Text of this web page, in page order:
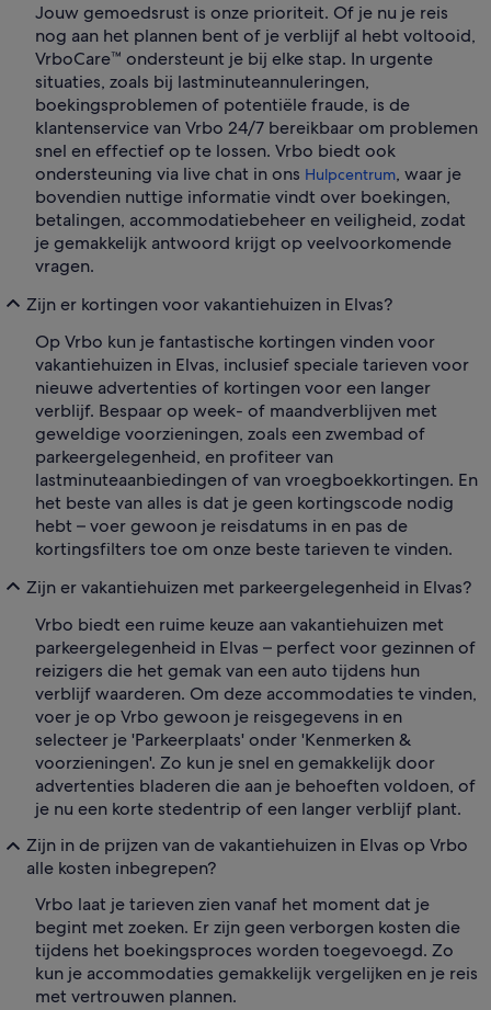
Jouw gemoedsrust is onze prioriteit. Of je nu je reis
nog aan het plannen bent of je verblijf al hebt voltooid,
VrboCare™ ondersteunt je bij elke stap. In urgente
situaties, zoals bij lastminuteannuleringen,
boekingsproblemen of potentiële fraude, is de
klantenservice van Vrbo 24/7 bereikbaar om problemen
snel en effectief op te lossen. Vrbo biedt ook
ondersteuning via live chat in ons Hulpcentrum, waar je
bovendien nuttige informatie vindt over boekingen,
betalingen, accommodatiebeheer en veiligheid, zodat
je gemakkelijk antwoord krijgt op veelvoorkomende
vragen.
Zijn er kortingen voor vakantiehuizen in Elvas?
Op Vrbo kun je fantastische kortingen vinden voor
vakantiehuizen in Elvas, inclusief speciale tarieven voor
nieuwe advertenties of kortingen voor een langer
verblijf. Bespaar op week- of maandverblijven met
geweldige voorzieningen, zoals een zwembad of
parkeergelegenheid, en profiteer van
lastminuteaanbiedingen of van vroegboekkortingen. En
het beste van alles is dat je geen kortingscode nodig
hebt – voer gewoon je reisdatums in en pas de
kortingsfilters toe om onze beste tarieven te vinden.
Zijn er vakantiehuizen met parkeergelegenheid in Elvas?
Vrbo biedt een ruime keuze aan vakantiehuizen met
parkeergelegenheid in Elvas – perfect voor gezinnen of
reizigers die het gemak van een auto tijdens hun
verblijf waarderen. Om deze accommodaties te vinden,
voer je op Vrbo gewoon je reisgegevens in en
selecteer je 'Parkeerplaats' onder 'Kenmerken &
voorzieningen'. Zo kun je snel en gemakkelijk door
advertenties bladeren die aan je behoeften voldoen, of
je nu een korte stedentrip of een langer verblijf plant.
Zijn in de prijzen van de vakantiehuizen in Elvas op Vrbo
alle kosten inbegrepen?
Vrbo laat je tarieven zien vanaf het moment dat je
begint met zoeken. Er zijn geen verborgen kosten die
tijdens het boekingsproces worden toegevoegd. Zo
kun je accommodaties gemakkelijk vergelijken en je reis
met vertrouwen plannen.